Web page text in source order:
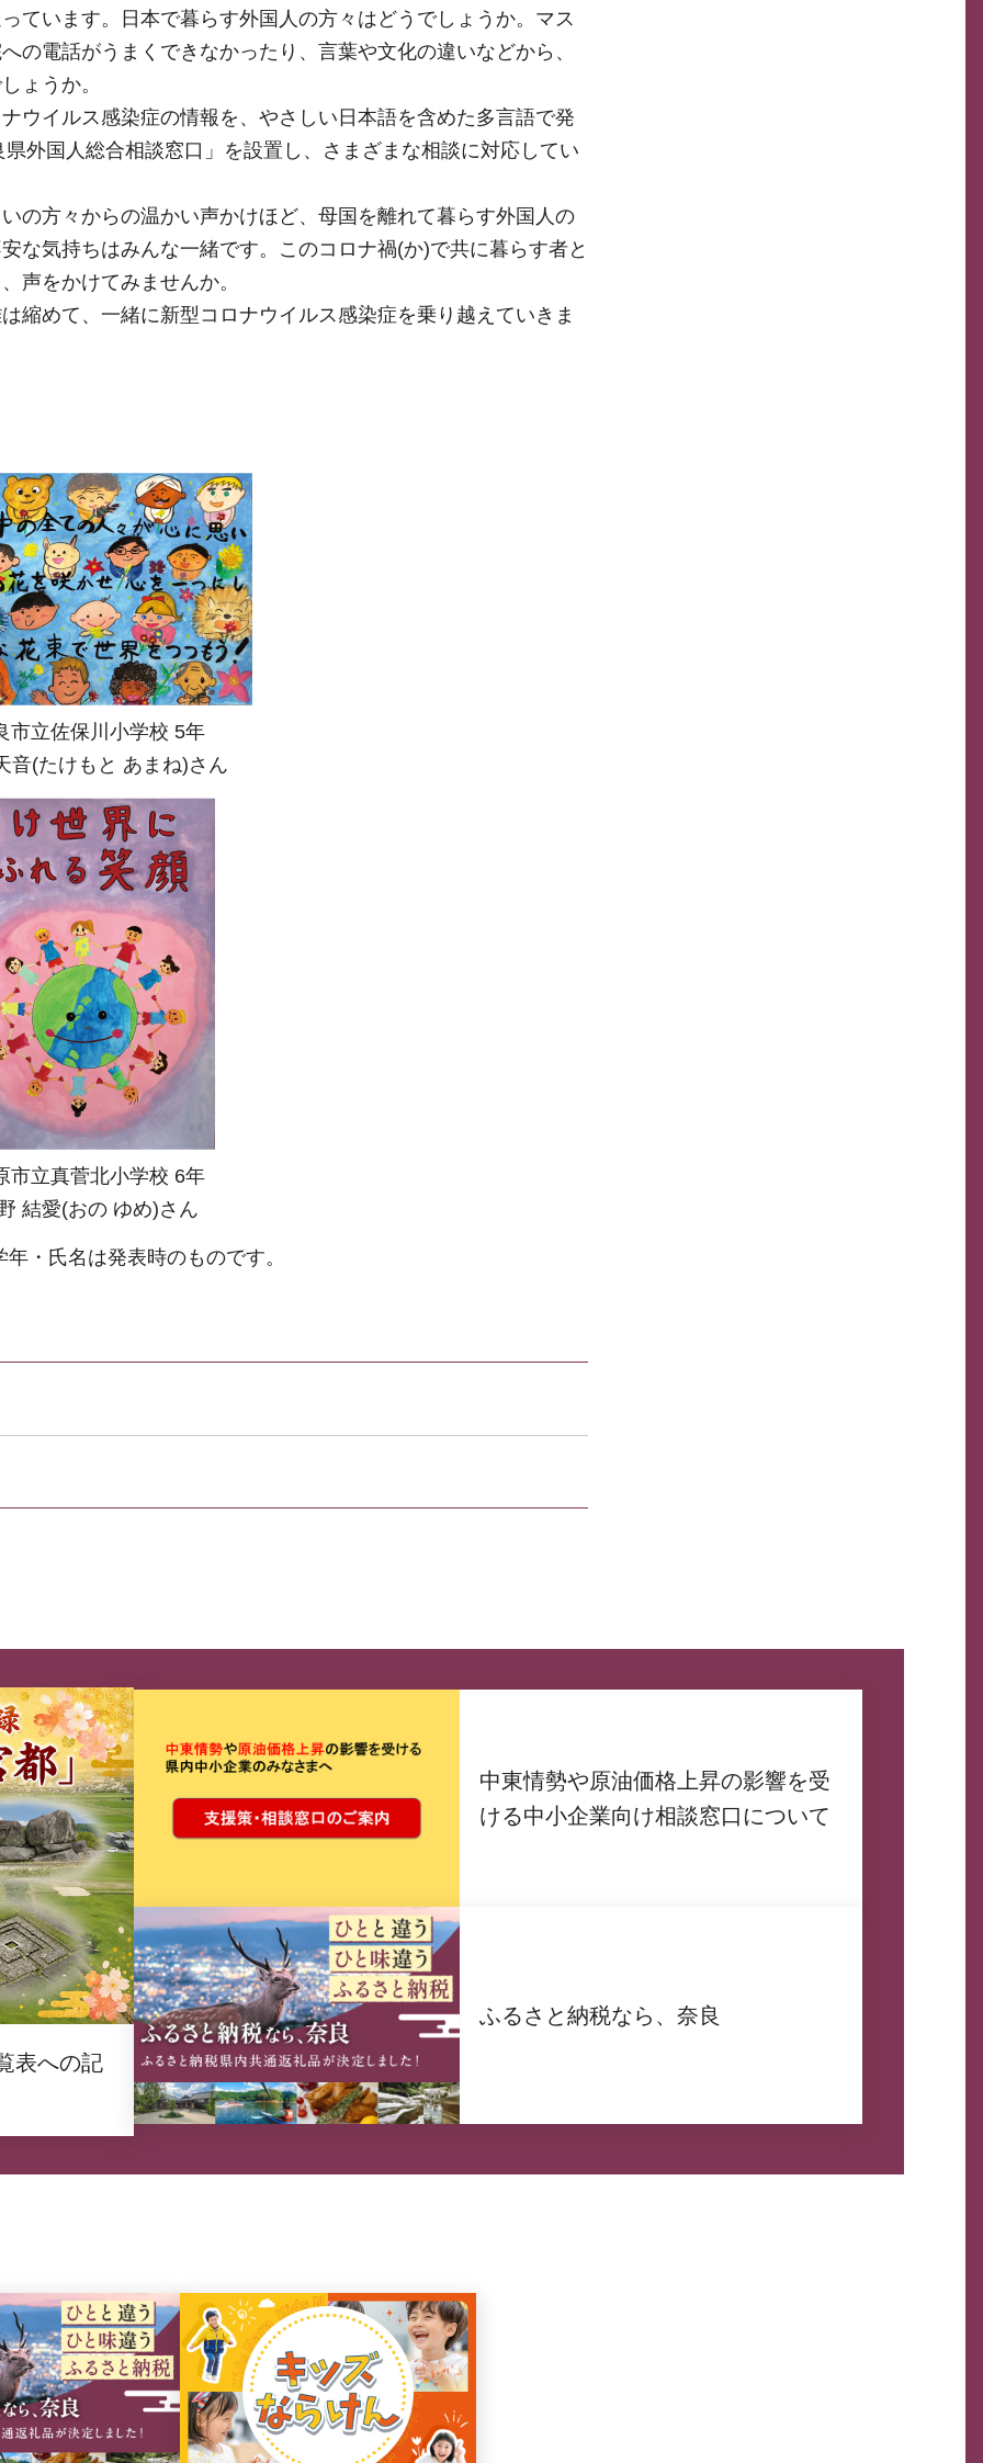
ています。日本で暮らす外国人の方々はどうでしょうか。マス
の電話がうまくできなかったり、言葉や文化の違いなどから、
ょうか。
ウイルス感染症の情報を、やさしい日本語を含めた多言語で発
外国人総合相談窓口」を設置し、さまざまな相談に対応してい
の方々からの温かい声かけほど、母国を離れて暮らす外国人の
な気持ちはみんな一緒です。このコロナ禍(か)で共に暮らす者と
声をかけてみませんか。
縮めて、一緒に新型コロナウイルス感染症を乗り越えていきま
市立佐保川小学校 5年
音(たけもと あまね)さん
市立真菅北小学校 6年
結愛(おの ゆめ)さん
・氏名は発表時のものです。
表への記
中東情勢や原油価格上昇の影響を受
ける中小企業向け相談窓口について
ふるさと納税なら、奈良